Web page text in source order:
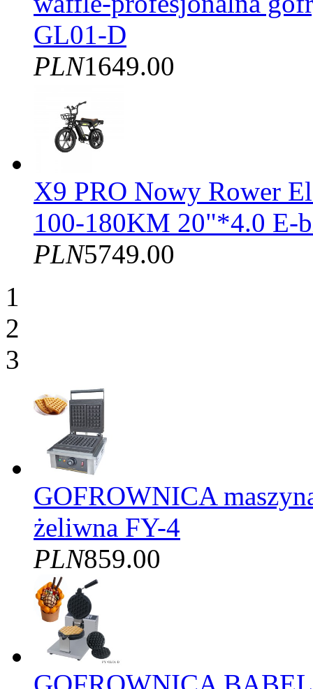
GL01-D
PLN1649.00
X9 PRO Nowy Rower
100-180KM 20"*4.0 E-
PLN5749.00
1
2
3
GOFROWNICA
żeliwna FY-4
PLN859.00